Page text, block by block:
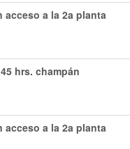
acceso a la 2a planta
hrs. champán
acceso a la 2a planta